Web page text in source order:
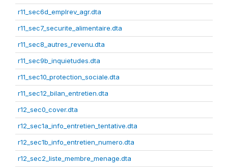
r11_sec6d_emplrev_agr.dta
r11_sec7_securite_alimentaire.dta
r11_sec8_autres_revenu.dta
r11_sec9b_inquietudes.dta
r11_sec10_protection_sociale.dta
r11_sec12_bilan_entretien.dta
r12_sec0_cover.dta
r12_sec1a_info_entretien_tentative.dta
r12_sec1b_info_entretien_numero.dta
r12_sec2_liste_membre_menage.dta